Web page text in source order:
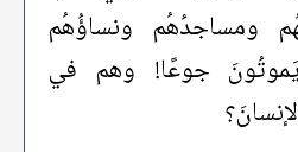
ومساجدُهُم ونساؤُهُم
جوعًا! وهم في